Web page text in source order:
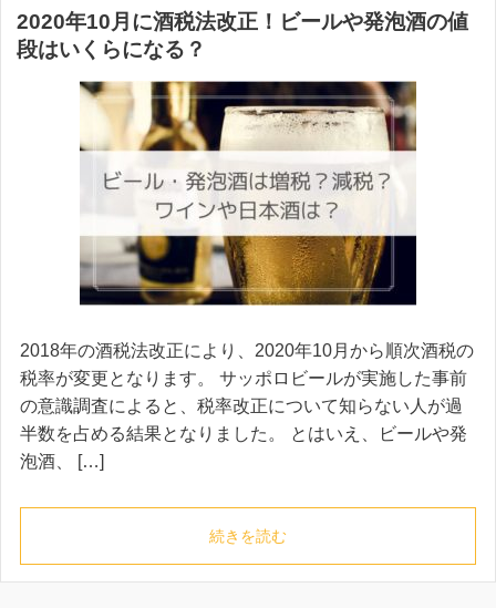
2020年10月に酒税法改正！ビールや発泡酒の値
段はいくらになる？
2018年の酒税法改正により、2020年10月から順次酒税の
税率が変更となります。 サッポロビールが実施した事前
の意識調査によると、税率改正について知らない人が過
半数を占める結果となりました。 とはいえ、ビールや発
泡酒、 […]
続きを読む